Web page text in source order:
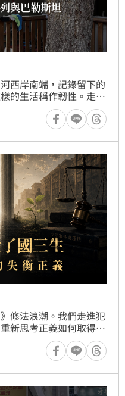
西岸南端，記錄留下的
的生活稱作韌性。走完
這個詞。
修法浪潮。我們走進犯
新思考正義如何取得平